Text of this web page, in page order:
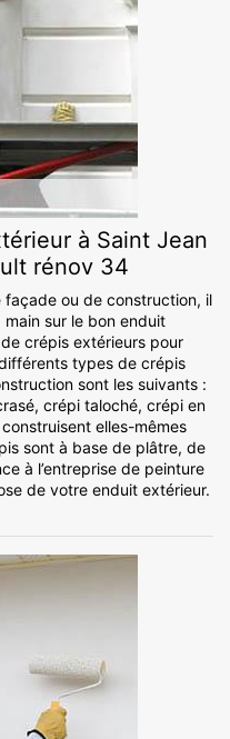
à Saint Jean
rénov 34
ou de construction, il
sur le bon enduit
crépis extérieurs pour
types de crépis
sont les suivants :
crépi taloché, crépi en
elles-mêmes
sont à base de plâtre, de
à l’entreprise de peinture
de votre enduit extérieur.